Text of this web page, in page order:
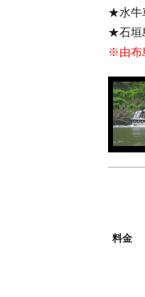
★水牛
★石垣
※由布
料金